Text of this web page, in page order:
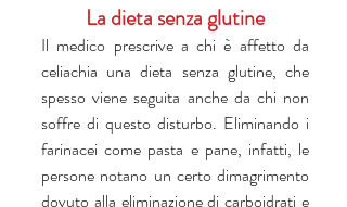
La dieta senza glutine
Il medico prescrive a chi è affetto da
celiachia una dieta senza glutine, che
spesso viene seguita anche da chi non
soffre di questo disturbo. Eliminando i
farinacei come pasta e pane, infatti, le
persone notano un certo dimagrimento
dovuto alla eliminazione di carboidrati e